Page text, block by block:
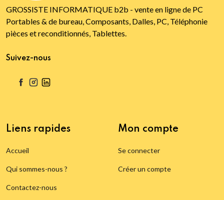
GROSSISTE INFORMATIQUE b2b - vente en ligne de PC
Portables & de bureau, Composants, Dalles, PC, Téléphonie
pièces et reconditionnés, Tablettes.
Suivez-nous
Liens rapides
Accueil
Qui sommes-nous ?
Contactez-nous
Mon compte
Se connecter
Créer un compte